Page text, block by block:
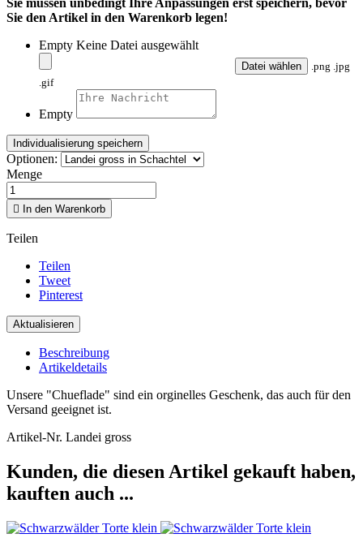
Sie den Artikel in den Warenkorb legen!
Empty Keine Datei ausgewählt
Datei wählen
.png .jpg
.gif
Empty
Individualisierung speichern
Optionen:
Menge
 In den Warenkorb
Teilen
Teilen
Tweet
Pinterest
Beschreibung
Artikeldetails
Unsere "Chueflade" sind ein orginelles Geschenk, das auch für den
Versand geeignet ist.
Artikel-Nr. Landei gross
Kunden, die diesen Artikel gekauft haben,
kauften auch ...